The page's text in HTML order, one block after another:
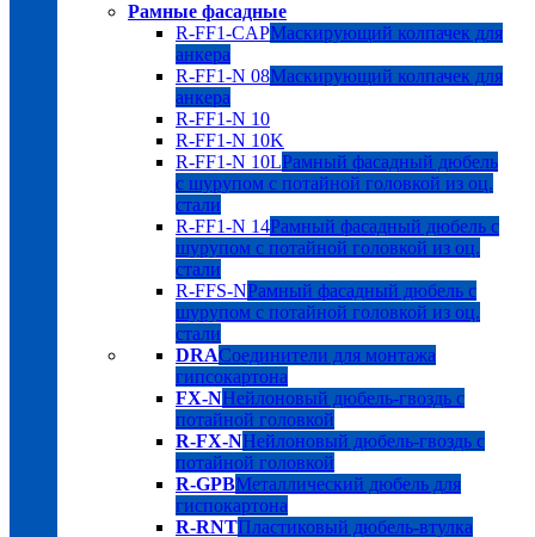
Рамные фасадные
R-FF1-CAPМаскирующий колпачек для
анкера
R-FF1-N 08Маскирующий колпачек для
анкера
R-FF1-N 10
R-FF1-N 10K
R-FF1-N 10LРамный фасадный дюбель
с шурупом с потайной головкой из оц.
стали
R-FF1-N 14Рамный фасадный дюбель с
шурупом с потайной головкой из оц.
стали
R-FFS-NРамный фасадный дюбель с
шурупом с потайной головкой из оц.
стали
DRAСоединители для монтажа
гипсокартона
FX-NНейлоновый дюбель-гвоздь с
потайной головкой
R-FX-NНейлоновый дюбель-гвоздь с
потайной головкой
R-GPBМеталлический дюбель для
гиспокартона
R-RNTПластиковый дюбель-втулка